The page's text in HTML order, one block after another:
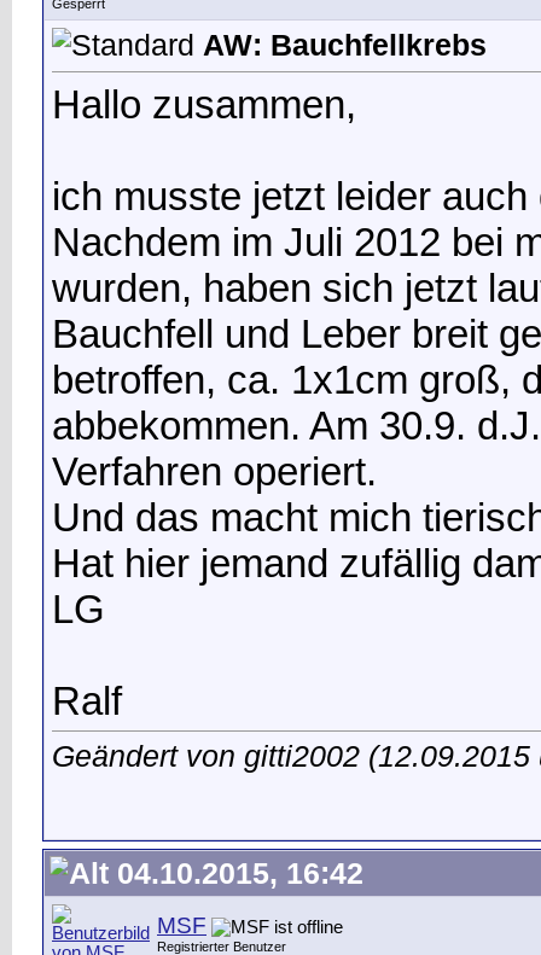
Gesperrt
AW: Bauchfellkrebs
Hallo zusammen,
ich musste jetzt leider
Nachdem im Juli 2012 bei
wurden, haben sich jetzt
Bauchfell und Leber breit
betroffen, ca. 1x1cm groß,
abbekommen. Am 30.9.
Verfahren operiert.
Und das macht mich
Hat hier jemand zufällig
LG
Ralf
Geändert von gitti2002
04.10.2015, 16:42
MSF
Registrierter Benutzer